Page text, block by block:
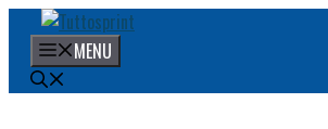
contenuto
MENU